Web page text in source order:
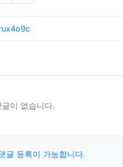
천 비추천
이 없습니다.
글 등록이 가능합니다.